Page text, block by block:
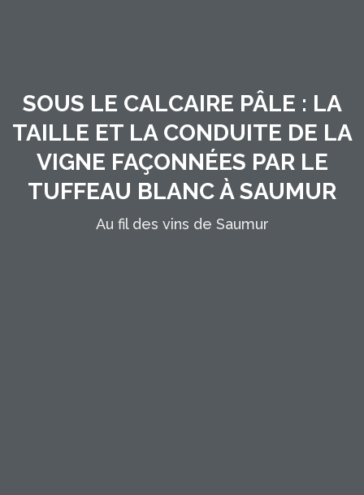
SOUS LE CALCAIRE PÂLE : LA
TAILLE ET LA CONDUITE DE LA
VIGNE FAÇONNÉES PAR LE
TUFFEAU BLANC À SAUMUR
Au fil des vins de Saumur